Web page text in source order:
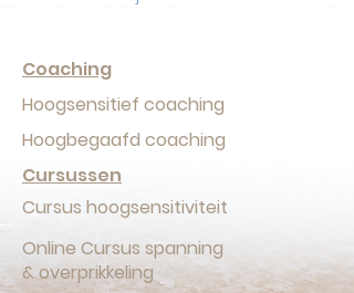
Coaching
Hoogsensitief coaching
Hoogbegaafd coaching
Cursussen
Cursus hoogsensitiviteit
Online Cursus spanning
& overprikkeling